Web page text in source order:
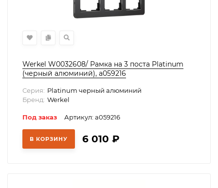
Werkel W0032608/ Рамка на 3 поста Platinum
(черный алюминий), a059216
Серия: Platinum черный алюминий
Бренд: Werkel
Под заказ Артикул: a059216
В КОРЗИНУ 6 010 ₽